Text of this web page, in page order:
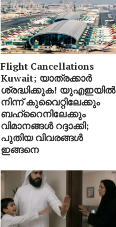
Flight Cancellations
Kuwait; യാത്രക്കാർ
ശ്രദ്ധിക്കുക! യുഎഇയിൽ
നിന്ന് കുവൈറ്റിലേക്കും
ബഹ്‌റൈനിലേക്കും
വിമാനങ്ങൾ റദ്ദാക്കി;
പുതിയ വിവരങ്ങൾ
ഇങ്ങനെ